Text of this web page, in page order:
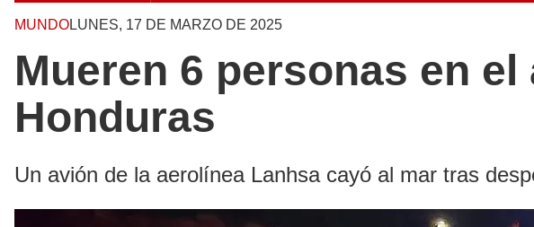
MUNDOLUNES, 17 DE MARZO DE 2025
Mueren 6 personas en
Honduras
Un avión de la aerolínea Lanhsa cayó al mar tras